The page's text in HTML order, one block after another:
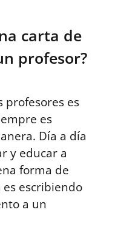
carta de
profesor?
profesores es
es
Día a día
y educar a
forma de
es escribiendo
a un